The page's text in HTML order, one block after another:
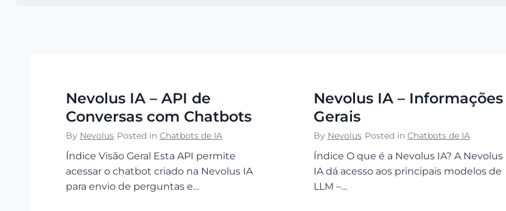
Nevolus IA – API de
Conversas com Chatbots
By Nevolus Posted in Chatbots de IA
Índice Visão Geral Esta API permite
acessar o chatbot criado na Nevolus IA
para envio de perguntas e…
Nevolus IA – Informações
Gerais
By Nevolus Posted in Chatbots de IA
Índice O que é a Nevolus IA? A Nevolus
IA dá acesso aos principais modelos de
LLM –…